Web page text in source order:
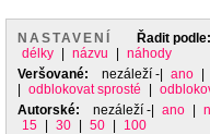
NASTAVENÍ Řadit podle:
délky
názvu
náhody
Veršované:
nezáleží -| ano
odblokovat sprosté
Autorské:
nezáleží -| ano
15
30 50
100